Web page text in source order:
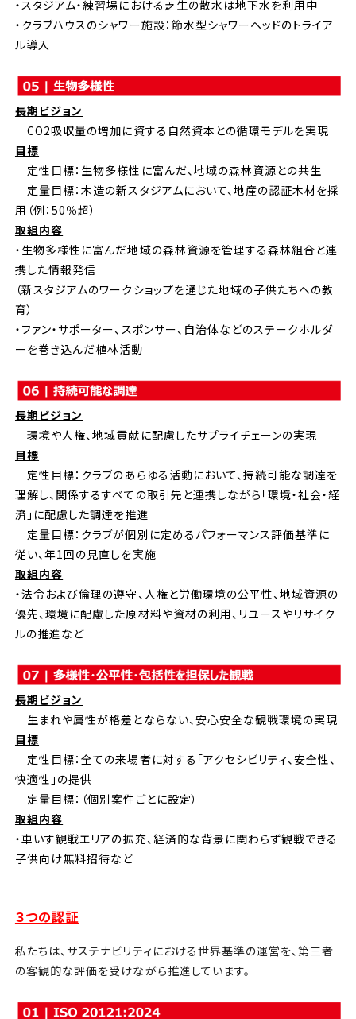
・スタジアム・練習場における芝生の散水は地下水を利用中
・クラブハウスのシャワー施設：節水型シャワーヘッドのトライア
ル導入
長期ビジョン
CO2吸収量の増加に資する自然資本との循環モデルを実現
目標
定性目標：生物多様性に富んだ、地域の森林資源との共生
定量目標：木造の新スタジアムにおいて、地産の認証木材を採
用（例：50％超）
取組内容
・生物多様性に富んだ地域の森林資源を管理する森林組合と連
携した情報発信
（新スタジアムのワークショップを通じた地域の子供たちへの教
育）
・ファン・サポーター、スポンサー、自治体などのステークホルダ
ーを巻き込んだ植林活動
長期ビジョン
環境や人権、地域貢献に配慮したサプライチェーンの実現
目標
定性目標：クラブのあらゆる活動において、持続可能な調達を
理解し、関係するすべての取引先と連携しながら「環境・社会・経
済」に配慮した調達を推進
定量目標：クラブが個別に定めるパフォーマンス評価基準に
従い、年1回の見直しを実施
取組内容
・法令および倫理の遵守、人権と労働環境の公平性、地域資源の
優先、環境に配慮した原材料や資材の利用、リユースやリサイク
ルの推進など
長期ビジョン
生まれや属性が格差とならない、安心安全な観戦環境の実現
目標
定性目標：全ての来場者に対する「アクセシビリティ、安全性、
快適性」の提供
定量目標：（個別案件ごとに設定）
取組内容
・車いす観戦エリアの拡充、経済的な背景に関わらず観戦できる
子供向け無料招待など
３つの認証
私たちは、サステナビリティにおける世界基準の運営を、第三者
の客観的な評価を受けながら推進しています。